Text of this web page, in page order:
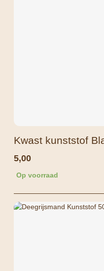
Kwast kunststof
5,00
Op voorraad